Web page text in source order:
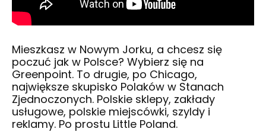
Mieszkasz w Nowym Jorku, a chcesz się
poczuć jak w Polsce? Wybierz się na
Greenpoint. To drugie, po Chicago,
największe skupisko Polaków w Stanach
Zjednoczonych. Polskie sklepy, zakłady
usługowe, polskie miejscówki, szyldy i
reklamy. Po prostu Little Poland.